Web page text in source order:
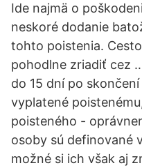
Ide najmä o
neskoré dodanie
tohto poistenia.
pohodlne zriadiť cez
do 15 dní po
vyplatené
poisteného -
osoby sú definované
možné si ich však aj